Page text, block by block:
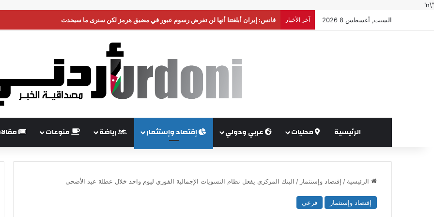
"\n"
السبت, أغسطس 8 2026
آخر الأخبار أكثر من 148 ألف أسرة استفادت من المساعدات العينية والنقدية خلال النصف الأول من العام
الرئيسية محليات عربي ودولي إقتصاد وإستثمار رياضة منوعات
الرئيسية / إقتصاد وإستثمار / البنك المركزي يفعل نظام التسويات الإجمالية الفوري ليوم واحد خلال عطلة عيد الأضحى
إقتصاد وإستثمار فرعي